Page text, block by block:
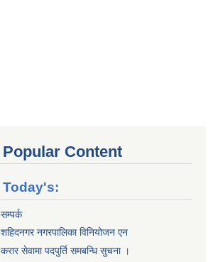
Popular Content
Today's:
सम्पर्क
शहिदनगर नगरपालिका विनियोजन एन
करार सेवामा पदपुर्ति समबन्धि सुचना ।